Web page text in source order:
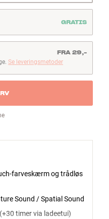
GRATIS
Se leveringsmetoder
FRA 29,-
farveskærm og trådløs
Sound / Spatial Sound
timer via ladeetui)